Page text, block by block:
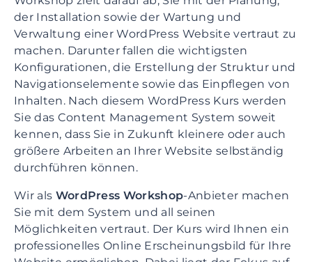
der Installation sowie der Wartung und
Verwaltung einer WordPress Website vertraut zu
machen. Darunter fallen die wichtigsten
Konfigurationen, die Erstellung der Struktur und
Navigationselemente sowie das Einpflegen von
Inhalten. Nach diesem WordPress Kurs werden
Sie das Content Management System soweit
kennen, dass Sie in Zukunft kleinere oder auch
größere Arbeiten an Ihrer Website selbständig
durchführen können.
Wir als WordPress Workshop-Anbieter machen
Sie mit dem System und all seinen
Möglichkeiten vertraut. Der Kurs wird Ihnen ein
professionelles Online Erscheinungsbild für Ihre